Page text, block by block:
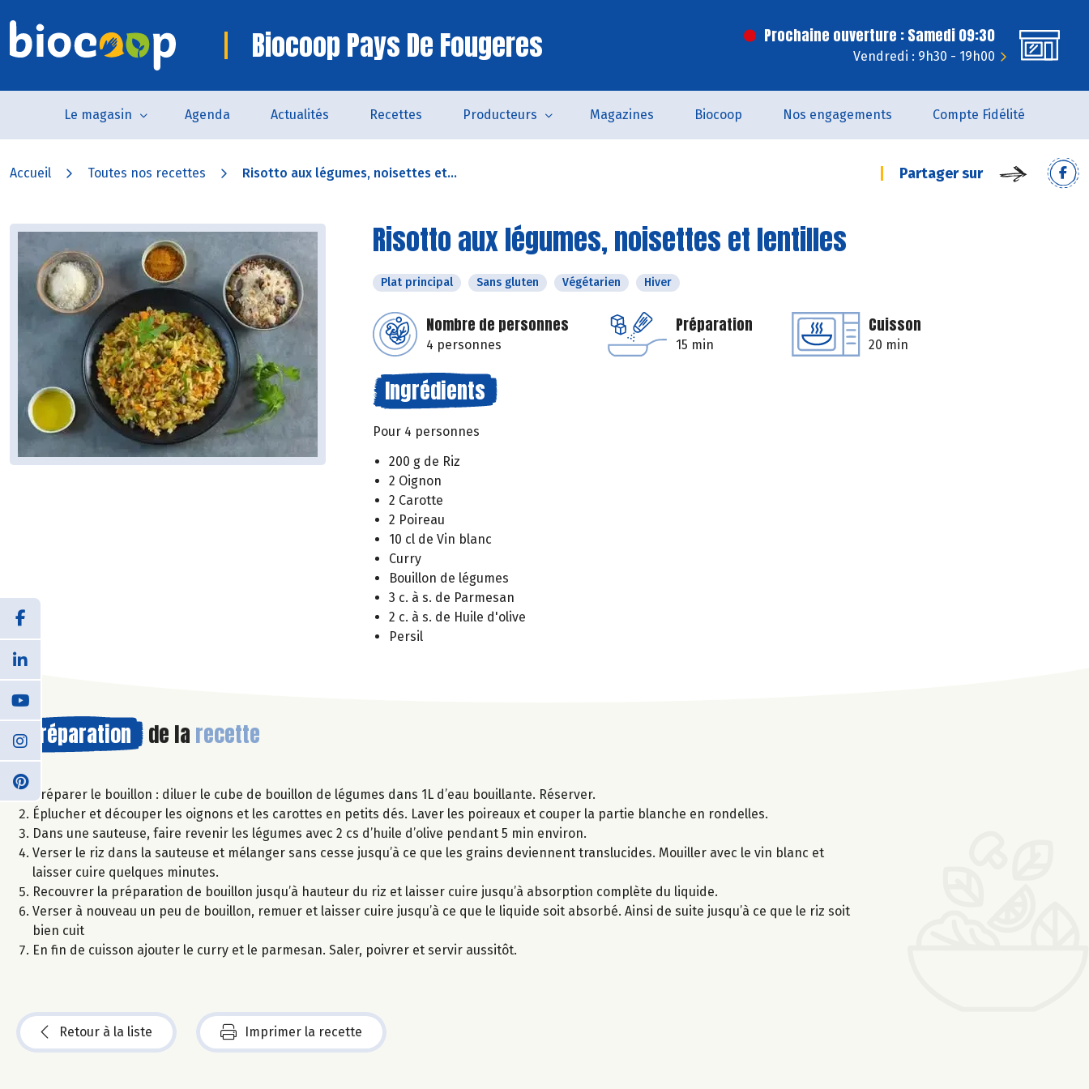
Biocoop Pays De Fougeres Prochaine ouverture : Samedi 09:30
Vendredi : 9h30 - 19h00
Le magasin Agenda Actualités Recettes Producteurs Magazines Biocoop Nos engagements Compte Fidélité
Accueil Toutes nos recettes Risotto aux légumes, noisettes et... Partager sur
Risotto aux légumes, noisettes et lentilles
Plat principal Sans gluten Végétarien Hiver
Nombre de personnes
4 personnes
Préparation
15 min
Cuisson
20 min
Ingrédients
Pour 4 personnes
200 g de Riz
2 Oignon
2 Carotte
2 Poireau
10 cl de Vin blanc
Curry
Bouillon de légumes
3 c. à s. de Parmesan
2 c. à s. de Huile d'olive
Persil
Préparation de la recette
Préparer le bouillon : diluer le cube de bouillon de légumes dans 1L d’eau bouillante. Réserver.
Éplucher et découper les oignons et les carottes en petits dés. Laver les poireaux et couper la partie blanche en rondelles.
Dans une sauteuse, faire revenir les légumes avec 2 cs d’huile d’olive pendant 5 min environ.
Verser le riz dans la sauteuse et mélanger sans cesse jusqu’à ce que les grains deviennent translucides. Mouiller avec le vin blanc et
laisser cuire quelques minutes.
Recouvrer la préparation de bouillon jusqu’à hauteur du riz et laisser cuire jusqu’à absorption complète du liquide.
Verser à nouveau un peu de bouillon, remuer et laisser cuire jusqu’à ce que le liquide soit absorbé. Ainsi de suite jusqu’à ce que le riz soit
bien cuit
En fin de cuisson ajouter le curry et le parmesan. Saler, poivrer et servir aussitôt.
Retour à la liste Imprimer la recette